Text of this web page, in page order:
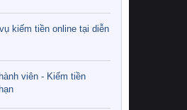
kiếm tiền online tại diễn
viên - Kiếm tiền